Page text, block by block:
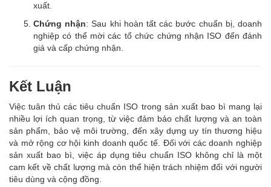
xuất.
Chứng nhận: Sau khi hoàn tất các bước chuẩn bị, doanh
nghiệp có thể mời các tổ chức chứng nhận ISO đến đánh
giá và cấp chứng nhận.
Kết Luận
Việc tuân thủ các tiêu chuẩn ISO trong sản xuất bao bì mang lại
nhiều lợi ích quan trọng, từ việc đảm bảo chất lượng và an toàn
sản phẩm, bảo vệ môi trường, đến xây dựng uy tín thương hiệu
và mở rộng cơ hội kinh doanh quốc tế. Đối với các doanh nghiệp
sản xuất bao bì, việc áp dụng tiêu chuẩn ISO không chỉ là một
cam kết về chất lượng mà còn thể hiện trách nhiệm đối với người
tiêu dùng và cộng đồng.